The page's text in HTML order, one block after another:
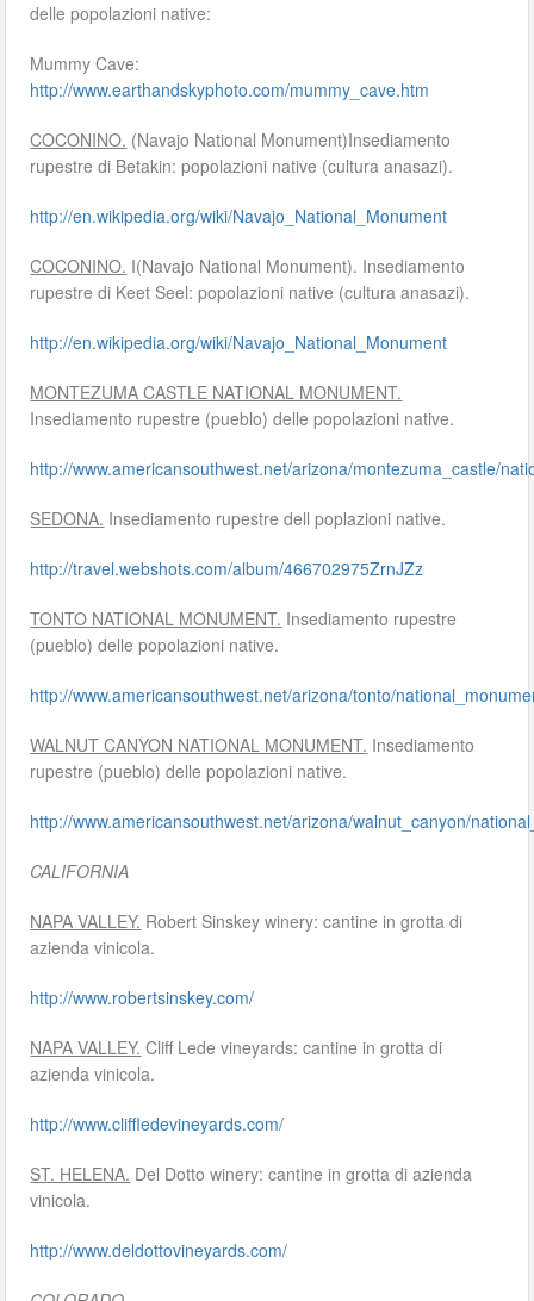
delle popolazioni native:
Mummy Cave:
http://www.earthandskyphoto.com/mummy_cave.htm
COCONINO. (Navajo National Monument)Insediamento
rupestre di Betakin: popolazioni native (cultura anasazi).
http://en.wikipedia.org/wiki/Navajo_National_Monument
COCONINO. I(Navajo National Monument). Insediamento
rupestre di Keet Seel: popolazioni native (cultura anasazi).
http://en.wikipedia.org/wiki/Navajo_National_Monument
MONTEZUMA CASTLE NATIONAL MONUMENT.
Insediamento rupestre (pueblo) delle popolazioni native.
http://www.americansouthwest.net/arizona/montezuma_castle/
SEDONA. Insediamento rupestre dell poplazioni native.
http://travel.webshots.com/album/466702975ZrnJZz
TONTO NATIONAL MONUMENT. Insediamento rupestre
(pueblo) delle popolazioni native.
http://www.americansouthwest.net/arizona/tonto/
WALNUT CANYON NATIONAL MONUMENT. Insediamento
rupestre (pueblo) delle popolazioni native.
http://www.americansouthwest.net/arizona/walnut_canyon/
CALIFORNIA
NAPA VALLEY. Robert Sinskey winery: cantine in grotta di
azienda vinicola.
http://www.robertsinskey.com/
NAPA VALLEY. Cliff Lede vineyards: cantine in grotta di
azienda vinicola.
http://www.cliffledevineyards.com/
ST. HELENA. Del Dotto winery: cantine in grotta di azienda
vinicola.
http://www.deldottovineyards.com/